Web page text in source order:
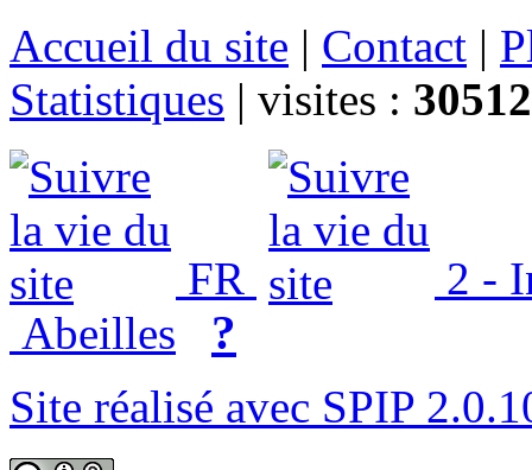
Accueil du site | Contact |
Statistiques | visites :
FR
2 -
Abeilles
?
Site réalisé avec SPIP